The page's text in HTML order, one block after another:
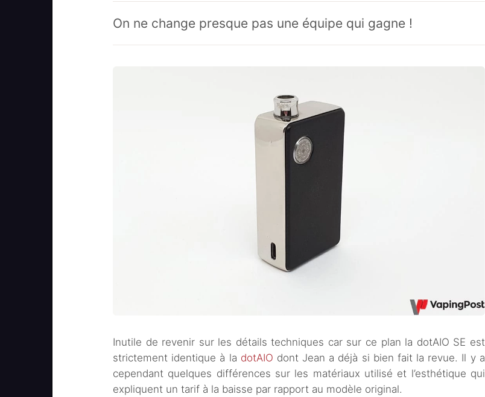
On ne change presque pas une équipe qui gagne !
Inutile de revenir sur les détails techniques car sur ce plan la dotAIO SE est
strictement identique à la dotAIO dont Jean a déjà si bien fait la revue. Il y a
cependant quelques différences sur les matériaux utilisé et l’esthétique qui
expliquent un tarif à la baisse par rapport au modèle original.